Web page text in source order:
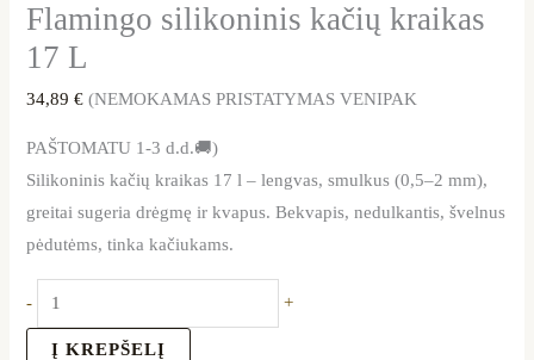
Flamingo silikoninis kačių kraikas
17 L
34,89€ (NEMOKAMAS PRISTATYMAS VENIPAK
PAŠTOMATU 1-3 d.d.🚚)
Silikoninis kačių kraikas 17 l – lengvas, smulkus (0,5–2 mm),
greitai sugeria drėgmę ir kvapus. Bekvapis, nedulkantis, švelnus
pėdutėms, tinka kačiukams.
- +
Į KREPŠELĮ